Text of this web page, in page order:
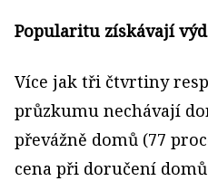
Popularitu získávají
Více jak tři čtvrtiny
průzkumu nechávají
převážně domů (77
cena při doručení